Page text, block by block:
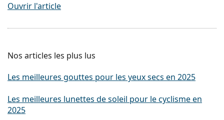
Ouvrir l'article
Nos articles les plus lus
Les meilleures gouttes pour les yeux secs en 2025
Les meilleures lunettes de soleil pour le cyclisme en
2025